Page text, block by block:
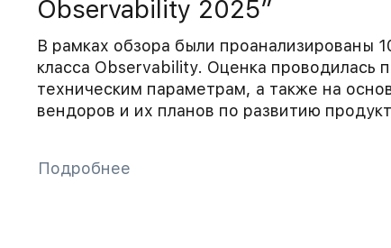
Observability 2025”
В рамках обзора были проанализированы
класса Observability. Оценка проводилась
техническим параметрам, а также на
вендоров и их планов по развитию
Подробнее